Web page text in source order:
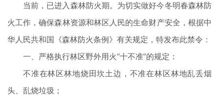
当前，已进入森林防火期。为切实做好今冬明春森林防
火工作，确保森林资源和林区人民的生命财产安全，根据中
华人民共和国《森林防火条例》有关规定，特发布此禁令：
一、严格执行林区野外用火“十不准”的规定：
不准在林区林地烧田坎土边，不准在林区林地乱丢烟
头、乱烧垃圾；